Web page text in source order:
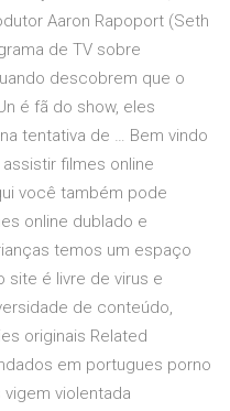
Aaron Rapoport (Seth
de TV sobre
descobrem que o
é fã do show, eles
tentativa de … Bem vindo
assistir filmes online
você também pode
online dublado e
temos um espaço
site é livre de virus e
de conteúdo,
originais Related
em portugues porno
violentada